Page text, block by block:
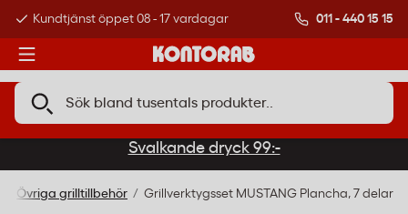
Kundtjänst öppet 08 - 17 vardagar Över 500 000
011 - 440 15 15
Svalkande dryck 99:-
Övriga grilltillbehör Grillverktygsset MUSTANG Plancha, 7 delar